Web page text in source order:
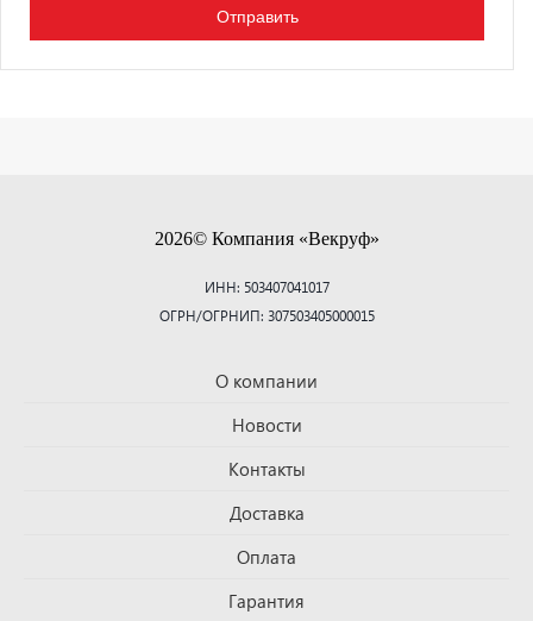
2026© Компания «Векруф»
ИНН: 503407041017
ОГРН/ОГРНИП: 307503405000015
О компании
Новости
Контакты
Доставка
Оплата
Гарантия